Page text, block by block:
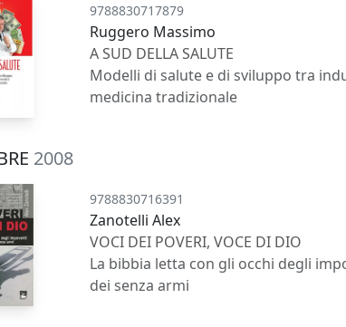
9788830717879
Ruggero Massimo
A SUD DELLA SALUTE
Modelli di salute e di sviluppo tra
medicina tradizionale
2008
9788830716391
Zanotelli Alex
VOCI DEI POVERI, VOCE DI DIO
La bibbia letta con gli occhi degli
dei senza armi